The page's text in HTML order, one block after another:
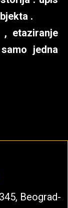
.
etaziranje
jedna
Beograd-